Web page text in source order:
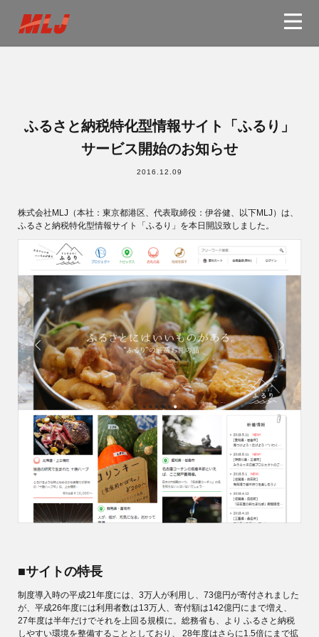
WORKS
BUSINESS
ABOUT US
NEWS
ACCESS
CONTACT
ふるさと納税特化型情報サイト「ふるり」
サービス開始のお知らせ
2016.12.09
株式会社MLJ（本社：東京都港区、代表取締役：伊谷健、以下MLJ）は、
ふるさと納税特化型情報サイト「ふるり」を本日開設致しました。
■サイトの特長
制度導入時の平成21年度には、3万人が利用し、73億円が寄付されました
が、平成26年度には利用者数は13万人、寄付額は142億円にまで増え、
27年度は半年だけでそれを上回る規模に。総務省も、より ふるさと納税
しやすい環境を整備することとしており、 28年度はさらに1.5倍にまで拡